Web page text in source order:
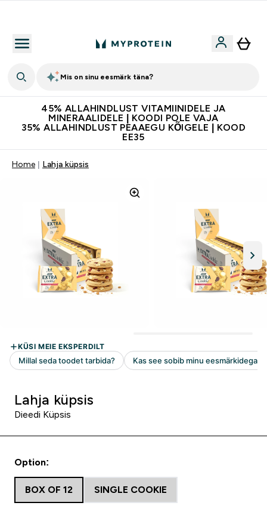
Mis on sinu eesmärk täna?
45% ALLAHINDLUST VITAMIINIDELE JA
MINERAALIDELE | KOODI POLE VAJA
35% ALLAHINDLUST PEAAEGU KÕIGELE | KOOD
EE35
Home Lahja küpsis
Lahja küpsis
Dieedi Küpsis
Option:
BOX OF 12 SINGLE COOKIE